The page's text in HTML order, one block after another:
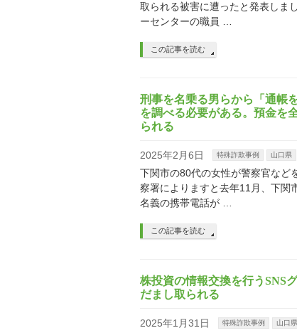
取られる被害に遭ったと発表しま
ーセンターの職員 …
この記事を読む
刑事を名乗る男らから「通帳
を調べる必要がある。預金を
られる
2025年2月6日 特殊詐欺事例 山口県
下関市の80代の女性が警察官など
察署によりますと去年11月、下関
名義の携帯電話が …
この記事を読む
株投資の情報交換を行うSNS
だまし取られる
2025年1月31日 特殊詐欺事例 山口県